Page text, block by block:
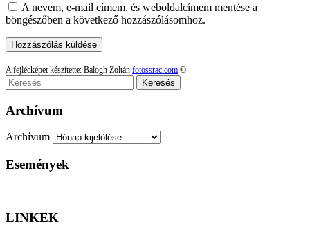
A nevem, e-mail címem, és weboldalcímem mentése a
böngészőben a következő hozzászólásomhoz.
A fejlécképet készítette: Balogh Zoltán fotossrac.com ©
Keresés
Archívum
Archívum
Események
LINKEK